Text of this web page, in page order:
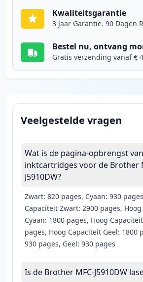
Kwaliteitsgarantie
3 Jaar Garantie. 90 Dagen
Bestel nu, ontvang
Gratis verzending vanaf €
Veelgestelde vragen
Wat is de pagina-opbrengst van
inktcartridges voor de Brother
J5910DW?
Zwart: 820 pages, Cyaan: 930
Capaciteit Zwart: 2900 pages,
Cyaan: 1800 pages, Hoog
pages, Hoog Capaciteit Geel: 1800
930 pages, Geel: 930 pages
Is de Brother MFC-J5910DW